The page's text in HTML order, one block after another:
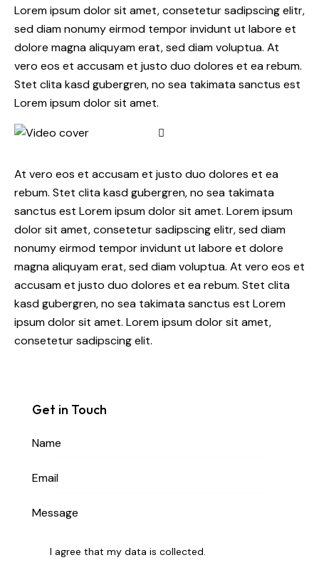
Lorem ipsum dolor sit amet, consetetur sadipscing elitr,
sed diam nonumy eirmod tempor invidunt ut labore et
dolore magna aliquyam erat, sed diam voluptua. At
vero eos et accusam et justo duo dolores et ea rebum.
Stet clita kasd gubergren, no sea takimata sanctus est
Lorem ipsum dolor sit amet.
At vero eos et accusam et justo duo dolores et ea
rebum. Stet clita kasd gubergren, no sea takimata
sanctus est Lorem ipsum dolor sit amet. Lorem ipsum
dolor sit amet, consetetur sadipscing elitr, sed diam
nonumy eirmod tempor invidunt ut labore et dolore
magna aliquyam erat, sed diam voluptua. At vero eos et
accusam et justo duo dolores et ea rebum. Stet clita
kasd gubergren, no sea takimata sanctus est Lorem
ipsum dolor sit amet. Lorem ipsum dolor sit amet,
consetetur sadipscing elit.
Get in Touch
I agree that my data iscollected.